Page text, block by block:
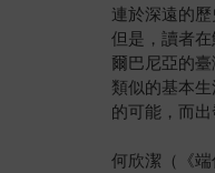
連於深遠的
但是，讀者
爾巴尼亞的
類似的基本
的可能，而
何欣潔（《端